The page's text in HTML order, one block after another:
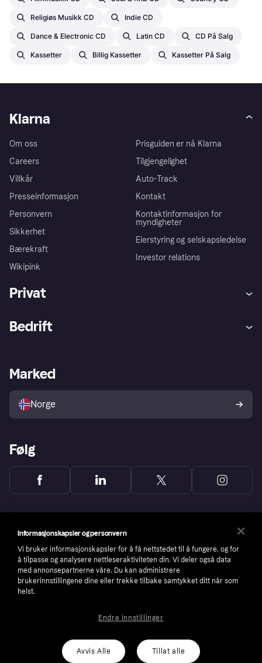
Religiøs Musikk CD Indie CD
Dance & Electronic CD Latin CD CD På Salg
Kassetter Billig Kassetter Kassetter På Salg
Klarna
Om oss
Careers
Villkår
Presseinformasjon
Personvern
Sikkerhet
Bærekraft
Wikipink
Prisguiden er nå Klarna
Tilgjengelighet
Auto-Track
Kontakt
Kontaktinformasjon for
myndigheter
Eierstyring og selskapsledelse
Investor relations
Privat
Utforsk butikker
Bedrift
Merchant portal
Marked
Norge
Følg
number: 556737-0431
Informasjonskapsler og personvern
Vi bruker informasjonskapsler for å få nettstedet til å fungere, og for
å tilpasse og analysere nettleseraktiviteten din. Vi deler også data
med annonsepartnerne våre. Du kan administrere
brukerinnstillingene dine eller trekke tilbake samtykket ditt når som
helst.
Avvis Alle Tillat alle
Endre innstillinger